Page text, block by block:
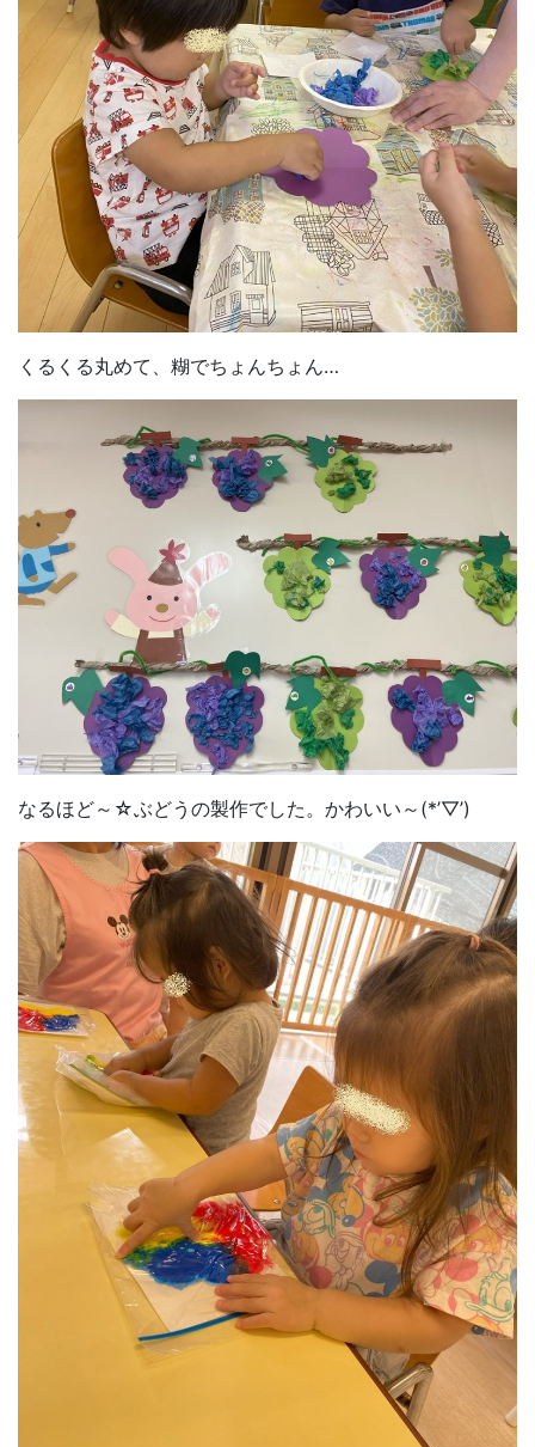
くるくる丸めて、糊でちょんちょん…
なるほど～☆ぶどうの製作でした。かわいい～(*’▽’)